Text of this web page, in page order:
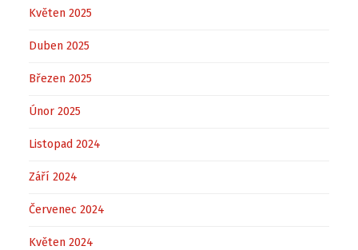
Květen 2025
Duben 2025
Březen 2025
Únor 2025
Listopad 2024
Září 2024
Červenec 2024
Květen 2024